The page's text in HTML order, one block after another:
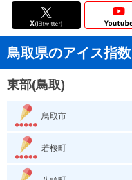
鳥取県のアイス指数
東部(鳥取)
鳥取市
若桜町